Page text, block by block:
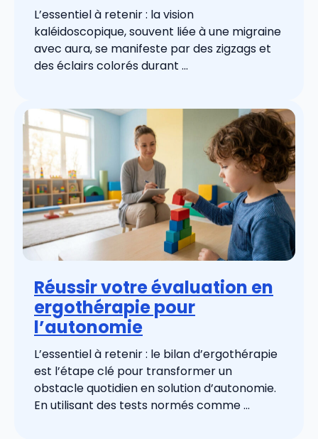
L’essentiel à retenir : la vision
kaléidoscopique, souvent liée à une migraine
avec aura, se manifeste par des zigzags et
des éclairs colorés durant ...
Réussir votre évaluation en
ergothérapie pour
l’autonomie
L’essentiel à retenir : le bilan d’ergothérapie
est l’étape clé pour transformer un
obstacle quotidien en solution d’autonomie.
En utilisant des tests normés comme ...